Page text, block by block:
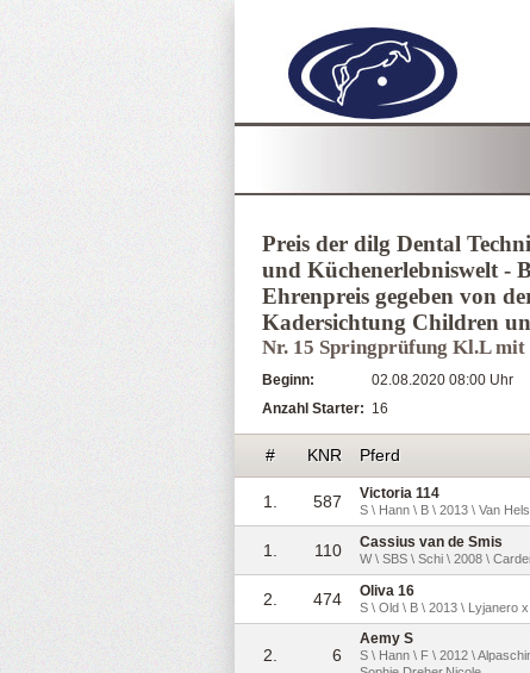
Preis der dilg Dental
und Küchenerlebniswelt -
Ehrenpreis gegeben von
Kadersichtung Children
Nr. 15 Springprüfung Kl.L mit
Beginn:
02.08.2020 08:00 Uhr
Anzahl Starter: 16
# KNR Pferd
1. 587 Victoria 114
S \ Hann \ B \ 2013 \ Van
1. 110 Cassius van de Smis
W \ SBS \ Schi \ 2008 \
2. 474 Oliva 16
S \ Old \ B \ 2013 \ Lyjanero
2. 6
Aemy S
S \ Hann \ F \ 2012 \